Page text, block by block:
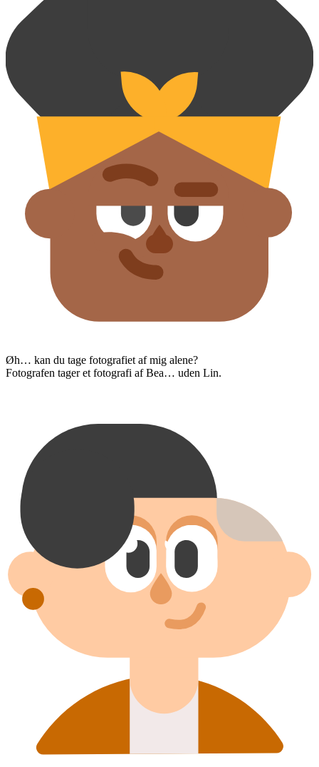
Øh… kan du tage fotografiet af mig alene?
Fotografen tager et fotografi af Bea… uden Lin.